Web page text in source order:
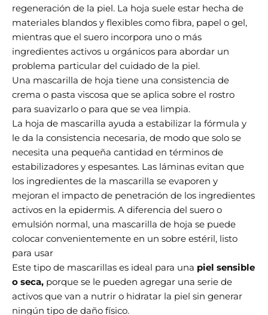
regeneración de la piel. La hoja suele estar hecha de
materiales blandos y flexibles como fibra, papel o gel,
mientras que el suero incorpora uno o más
ingredientes activos u orgánicos para abordar un
problema particular del cuidado de la piel.
Una mascarilla de hoja tiene una consistencia de
crema o pasta viscosa que se aplica sobre el rostro
para suavizarlo o para que se vea limpia.
La hoja de mascarilla ayuda a estabilizar la fórmula y
le da la consistencia necesaria, de modo que solo se
necesita una pequeña cantidad en términos de
estabilizadores y espesantes. Las láminas evitan que
los ingredientes de la mascarilla se evaporen y
mejoran el impacto de penetración de los ingredientes
activos en la epidermis. A diferencia del suero o
emulsión normal, una mascarilla de hoja se puede
colocar convenientemente en un sobre estéril, listo
para usar
Este tipo de mascarillas es ideal para una piel sensible
o seca, porque se le pueden agregar una serie de
activos que van a nutrir o hidratar la piel sin generar
ningún tipo de daño físico.